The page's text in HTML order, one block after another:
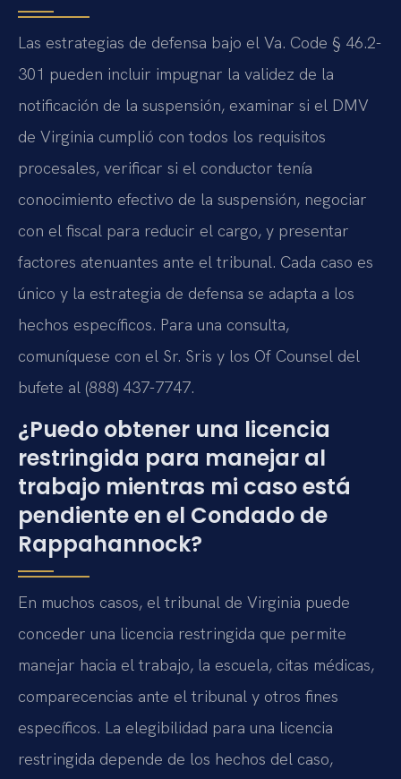
Las estrategias de defensa bajo el Va. Code § 46.2-
301 pueden incluir impugnar la validez de la
notificación de la suspensión, examinar si el DMV
de Virginia cumplió con todos los requisitos
procesales, verificar si el conductor tenía
conocimiento efectivo de la suspensión, negociar
con el fiscal para reducir el cargo, y presentar
factores atenuantes ante el tribunal. Cada caso es
único y la estrategia de defensa se adapta a los
hechos específicos. Para una consulta,
comuníquese con el Sr. Sris y los Of Counsel del
bufete al (888) 437-7747.
¿Puedo obtener una licencia
restringida para manejar al
trabajo mientras mi caso está
pendiente en el Condado de
Rappahannock?
En muchos casos, el tribunal de Virginia puede
conceder una licencia restringida que permite
manejar hacia el trabajo, la escuela, citas médicas,
comparecencias ante el tribunal y otros fines
específicos. La elegibilidad para una licencia
restringida depende de los hechos del caso,